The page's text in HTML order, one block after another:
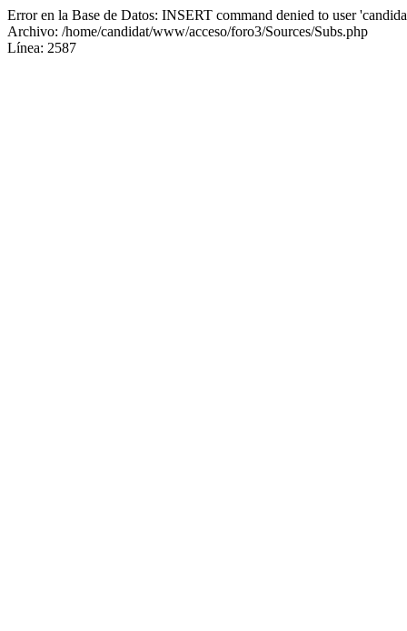
Error en la Base de Datos: INSERT command denied to user
Archivo: /home/candidat/www/acceso/foro3/Sources/Subs.php
Línea: 2587